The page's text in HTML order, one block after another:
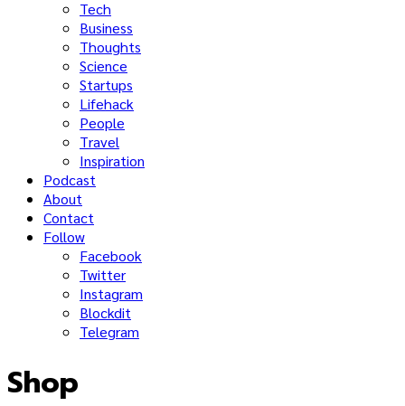
Tech
Business
Thoughts
Science
Startups
Lifehack
People
Travel
Inspiration
Podcast
About
Contact
Follow
Facebook
Twitter
Instagram
Blockdit
Telegram
Shop